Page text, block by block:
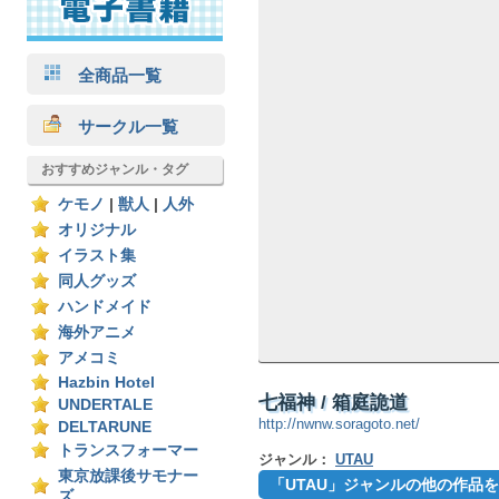
全商品一覧
サークル一覧
おすすめジャンル・タグ
ケモノ 獣人
人外
オリジナル
イラスト集
同人グッズ
ハンドメイド
海外アニメ
アメコミ
Hazbin Hotel
UNDERTALE
DELTARUNE
トランスフォーマー
東京放課後サモナー
七福神 / 箱庭詭道
http://nwnw.soragoto.net/
ジャンル： UTAU
「UTAU」ジャンルの他の作品